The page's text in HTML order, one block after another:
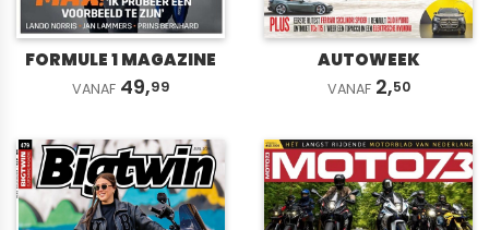
FORMULE 1 MAGAZINE
VANAF 49,99
AUTOWEEK
VANAF 2,50